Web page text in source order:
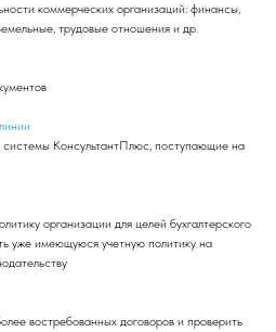
коммерческих организаций: финансы,
трудовые отношения и др.
КонсультантПлюс, поступающие на
организации для целей бухгалтерского
уже имеющуюся учетную политику на
востребованных договоров и проверить